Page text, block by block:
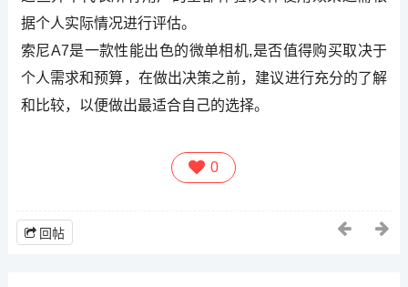
据个人实际情况进行评估。
索尼A7是一款性能出色的微单相机,是否值得购买取决于
个人需求和预算，在做出决策之前，建议进行充分的了解
和比较，以便做出最适合自己的选择。
0
回帖